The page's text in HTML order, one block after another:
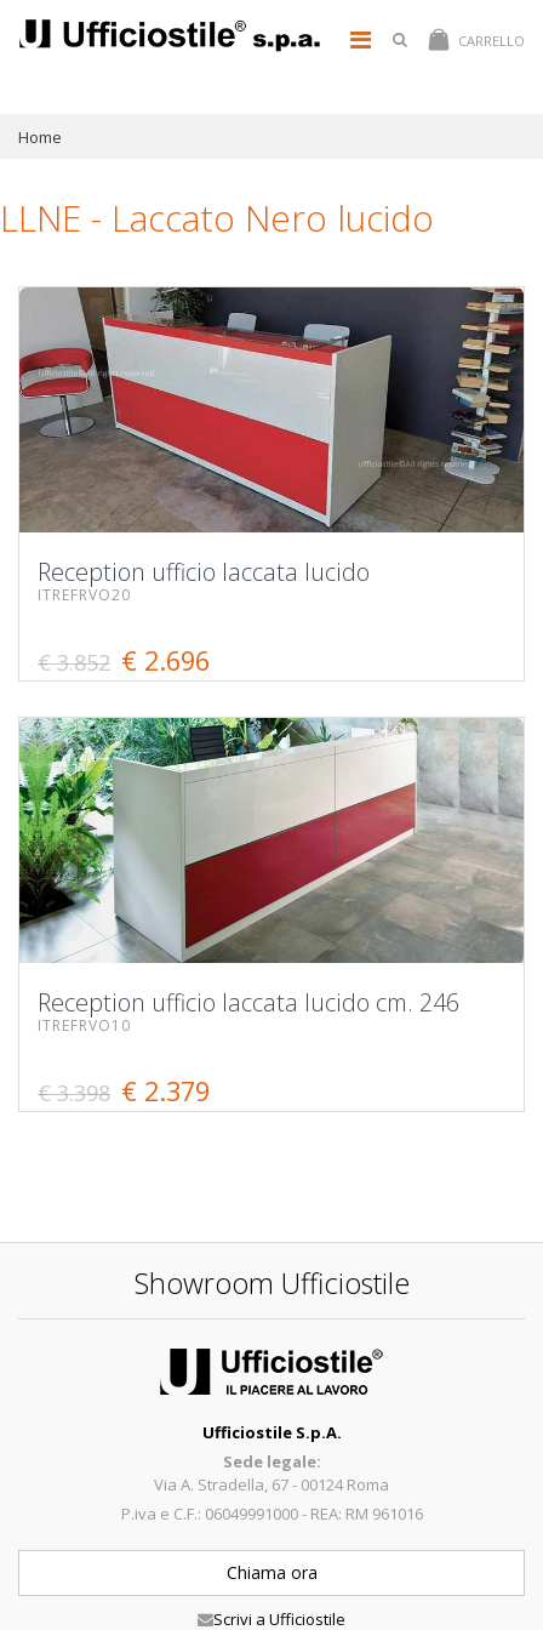
CARRELLO
Home
LLNE - Laccato Nero lucido
Reception ufficio laccata lucido
ITREFRVO20
€ 3.852 € 2.696
Reception ufficio laccata lucido cm. 246
ITREFRVO10
€ 3.398 € 2.379
Showroom Ufficiostile
Ufficiostile S.p.A.
Sede legale:
Via A. Stradella, 67 - 00124 Roma
P.iva e C.F.: 06049991000 - REA: RM 961016
Chiama ora
Scrivi a Ufficiostile